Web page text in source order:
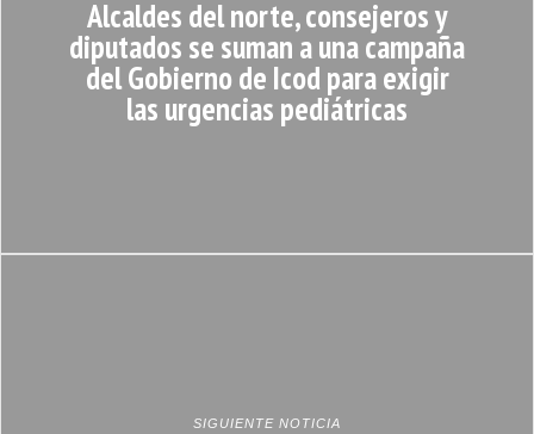
Alcaldes del norte, consejeros y
diputados se suman a una campaña
del Gobierno de Icod para exigir
las urgencias pediátricas
SIGUIENTE NOTICIA